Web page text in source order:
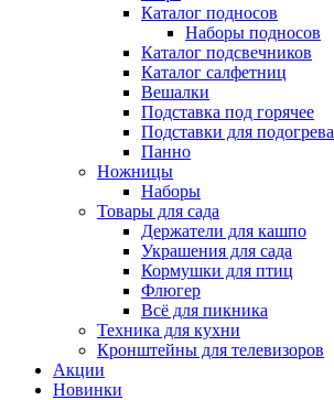
Каталог подносов
Наборы подносов
Каталог подсвечников
Каталог салфетниц
Вешалки
Подставка под горячее
Подставки для подогрева
Панно
Ножницы
Наборы
Товары для сада
Держатели для кашпо
Украшения для сада
Кормушки для птиц
Флюгер
Всё для пикника
Техника для кухни
Кронштейны для телевизоров
Акции
Новинки